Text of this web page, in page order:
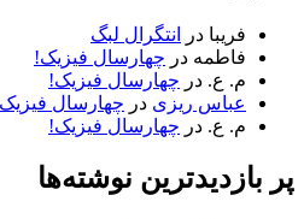
فریبا در
انتگرال لبگ
فاطمه در چهارسال فیزیک!
م. ع. در چهارسال فیزیک!
عباس ریزی در چهارسال
م. ع. در چهارسال فیزیک!
پر بازدیدترین نوشته‌ها